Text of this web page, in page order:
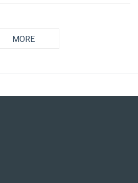
MORE